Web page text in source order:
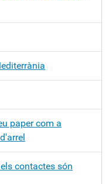
paper com a
contactes són